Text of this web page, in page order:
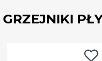
GRZEJNIKI